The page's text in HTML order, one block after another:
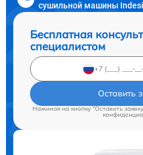
сушильной машины
Бесплатная
специалистом
Оставить
Нажимая на кнопку "Оставить